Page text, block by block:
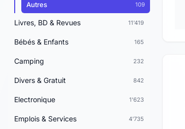
Autres 109
Livres, BD & Revues 11'419
Bébés & Enfants 165
Camping 232
Divers & Gratuit 842
Electronique 1'623
Emplois & Services 4'735